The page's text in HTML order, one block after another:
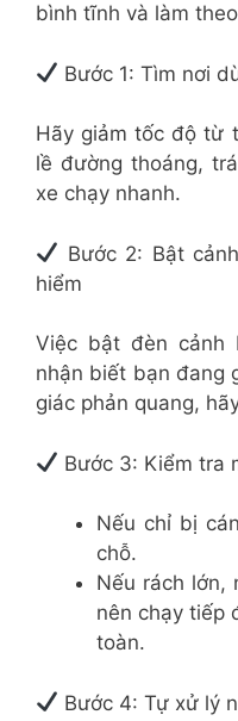
bình tĩnh và làm
Bước 1: Tìm nơi
Hãy giảm tốc độ từ
lề đường thoáng,
xe chạy nhanh.
Bước 2: Bật
hiểm
Việc bật đèn cảnh
nhận biết bạn đang
giác phản quang,
Bước 3: Kiểm tra
Nếu chỉ bị
chỗ.
Nếu rách lớn,
nên chạy tiếp
toàn.
Bước 4: Tự xử lý